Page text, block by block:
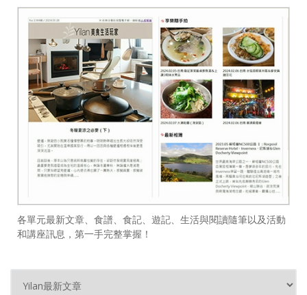
各單元最新文章、食譜、食記、遊記、生活與閱讀隨筆以及活動
和講座訊息，第一手完整掌握！